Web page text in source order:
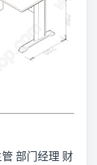
部门经理 财